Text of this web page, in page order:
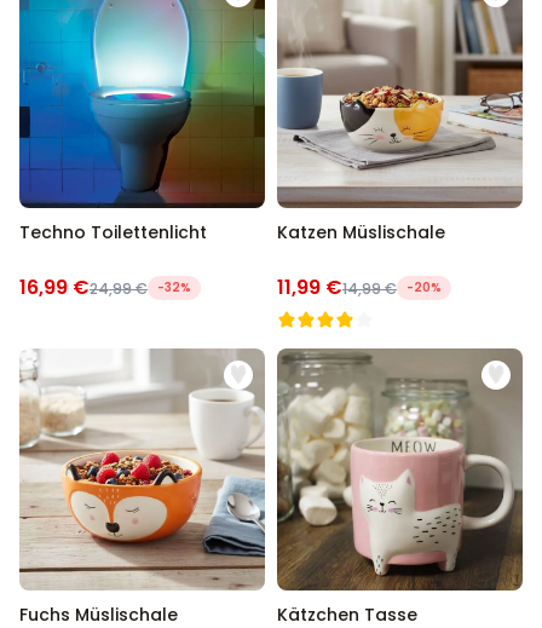
Techno Toilettenlicht
16,99 €24,99 € -32%
Katzen Müslischale
11,99 €14,99 € -20%
Fuchs Müslischale Kätzchen Tasse